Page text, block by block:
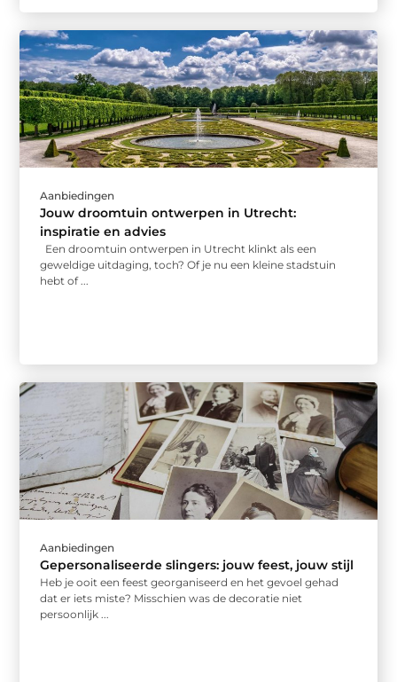
Aanbiedingen
Jouw droomtuin ontwerpen in Utrecht:
inspiratie en advies
Een droomtuin ontwerpen in Utrecht klinkt als een
geweldige uitdaging, toch? Of je nu een kleine stadstuin
hebt of ...
Aanbiedingen
Gepersonaliseerde slingers: jouw feest, jouw stijl
Heb je ooit een feest georganiseerd en het gevoel gehad
dat er iets miste? Misschien was de decoratie niet
persoonlijk ...